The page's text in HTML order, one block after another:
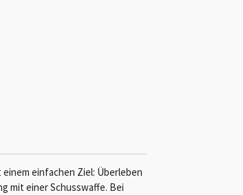
einfachen Ziel: Überleben
mit einer Schusswaffe. Bei